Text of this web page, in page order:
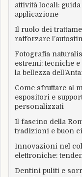
attività locali:
applicazione
Il ruolo dei
rafforzare
Fotografia
estremi: tecniche
la bellezza
Come sfruttare al
espositori e
personalizzati
Il fascino della
tradizioni e buon
Innovazioni nel
elettroniche:
Dentini puliti e